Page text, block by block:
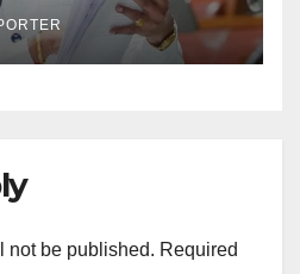
not be published. Required